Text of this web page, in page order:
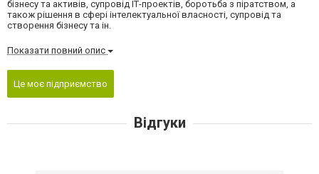
бізнесу та активів, супровід ІТ-проектів, боротьба з піратством, а
також рішення в сфері інтелектуальної власності, супровід та
створення бізнесу та ін.
Показати повний опис
Це моє підприємство
Відгуки